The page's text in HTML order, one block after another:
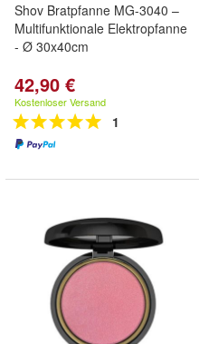
Shov Bratpfanne MG-3040 –
Multifunktionale Elektropfanne
- Ø 30x40cm
42,90 €
Kostenloser Versand
1